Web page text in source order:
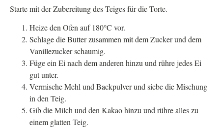
Starte mit der Zubereitung des Teiges für die Torte.
Heize den Ofen auf 180°C vor.
Schlage die Butter zusammen mit dem Zucker und dem
Vanillezucker schaumig.
Füge ein Ei nach dem anderen hinzu und rühre jedes Ei
gut unter.
Vermische Mehl und Backpulver und siebe die Mischung
in den Teig.
Gib die Milch und den Kakao hinzu und rühre alles zu
einem glatten Teig.